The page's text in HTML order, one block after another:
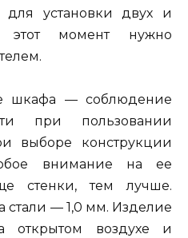
установки двух и
этот момент нужно
шкафа — соблюдение
при пользовании
выборе конструкции
внимание на ее
стенки, тем лучше.
— 1,0 мм. Изделие
открытом воздухе и